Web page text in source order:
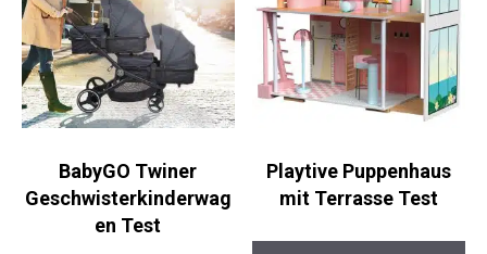
BabyGO Twiner
Geschwisterkinderwag
en Test
Playtive Puppenhaus
mit Terrasse Test